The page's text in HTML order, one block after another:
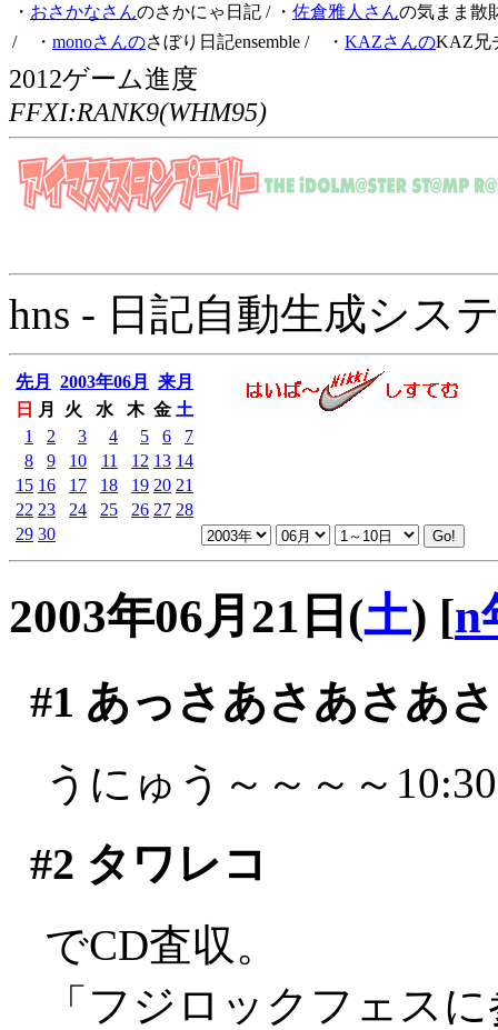
・ おさかなさんのさかにゃ日記 / ・ 佐倉雅人さんの気まま散
/ ・ monoさんのさぼり日記ensemble / ・ KAZさんのKAZ兄
2012ゲーム進度
FFXI:RANK9(WHM95)
hns - 日記自動生成シス
先月 2003年06月
来月
日
月 火 水 木 金 土
1
2 3 4 5 6
7
8
9 10 11 12 13 14
15 16 17 18 19 20 21
22 23 24 25 26 27 28
29 30
2003年06月21日(土) [n
#1 あっさあさあさあ
うにゅう～～～～
#2 タワレコ
でCD査収。
「フジロックフェス